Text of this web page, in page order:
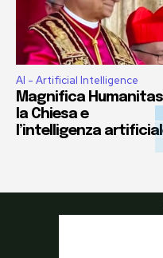
AI - Artificial Intelligence
Magnifica
la Chiesa e
l’intelligenza